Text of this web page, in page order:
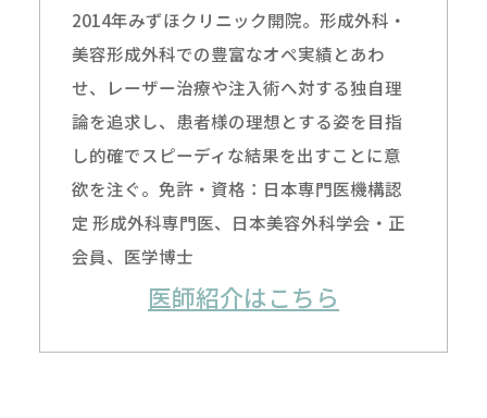
2014年みずほクリニック開院。形成外科・
美容形成外科での豊富なオペ実績とあわ
せ、レーザー治療や注入術へ対する独自理
論を追求し、患者様の理想とする姿を目指
し的確でスピーディな結果を出すことに意
欲を注ぐ。免許・資格：日本専門医機構認
定 形成外科専門医、日本美容外科学会・正
会員、医学博士
医師紹介はこちら